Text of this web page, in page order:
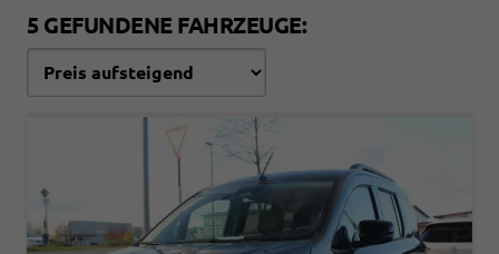
5 GEFUNDENE FAHRZEUGE: